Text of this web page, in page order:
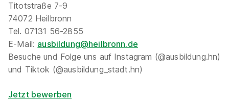
Titotstraße 7-9
74072 Heilbronn
Tel. 07131 56-2855
E-Mail: ausbildung@heilbronn.de
Besuche und Folge uns auf Instagram (@ausbildung.hn)
und Tiktok (@ausbildung_stadt.hn)
Jetzt bewerben